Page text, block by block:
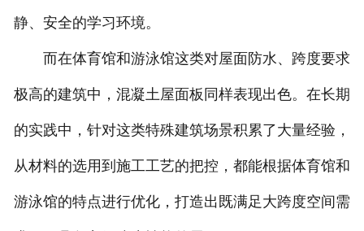
静、安全的学习环境。
而在体育馆和游泳馆这类对屋面防水、跨度要求
极高的建筑中，混凝土屋面板同样表现出色。在长期
的实践中，针对这类特殊建筑场景积累了大量经验，
从材料的选用到施工工艺的把控，都能根据体育馆和
游泳馆的特点进行优化，打造出既满足大跨度空间需